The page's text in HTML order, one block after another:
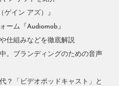
ゲイン アズ）』
ーム『Audiomob』
仕組みなどを徹底解説
。ブランディングのための音声
？「ビデオポッドキャスト」と